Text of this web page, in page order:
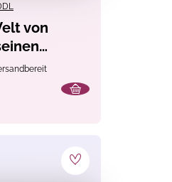
von
nach